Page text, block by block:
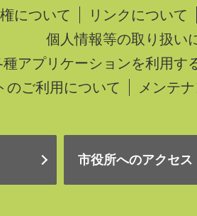
について
リンクについて
個人情報等の取り扱い
種アプリケーションを利用す
のご利用について
メンテ
市役所へのアクセス